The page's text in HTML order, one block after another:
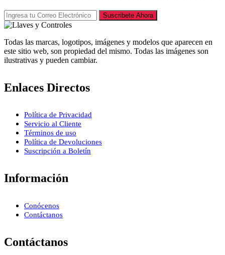
Suscribete Ahora
Todas las marcas, logotipos, imágenes y modelos que aparecen en
este sitio web, son propiedad del mismo. Todas las imágenes son
ilustrativas y pueden cambiar.
Enlaces Directos
Política de Privacidad
Servicio al Cliente
Términos de uso
Política de Devoluciones
Suscripción a Boletín
Información
Conócenos
Contáctanos
Contáctanos